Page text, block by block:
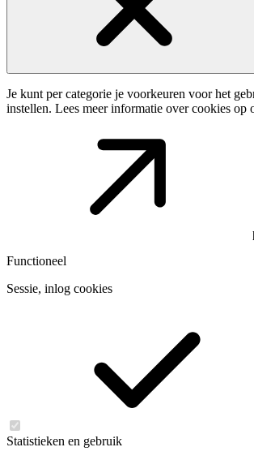
Je kunt per categorie je voorkeuren voor het
instellen. Lees meer informatie over cookies op
Functioneel
Sessie, inlog cookies
Statistieken en gebruik